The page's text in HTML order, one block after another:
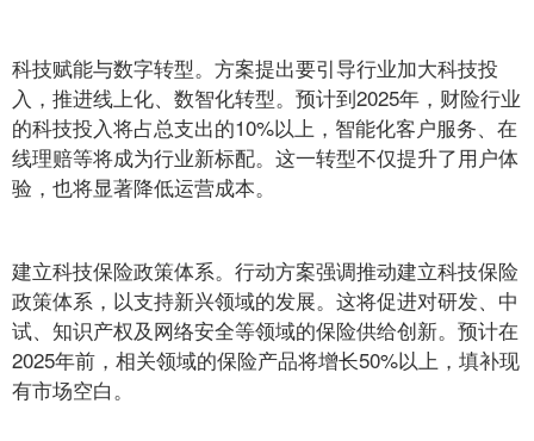
科技赋能与数字转型。方案提出要引导行业加大科技投
入，推进线上化、数智化转型。预计到2025年，财险行业
的科技投入将占总支出的10%以上，智能化客户服务、在
线理赔等将成为行业新标配。这一转型不仅提升了用户体
验，也将显著降低运营成本。
建立科技保险政策体系。行动方案强调推动建立科技保险
政策体系，以支持新兴领域的发展。这将促进对研发、中
试、知识产权及网络安全等领域的保险供给创新。预计在
2025年前，相关领域的保险产品将增长50%以上，填补现
有市场空白。